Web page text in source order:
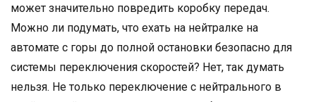
может значительно повредить коробку передач.
Можно ли подумать, что ехать на нейтралке на
автомате с горы до полной остановки безопасно для
системы переключения скоростей? Нет, так думать
нельзя. Не только переключение с нейтрального в